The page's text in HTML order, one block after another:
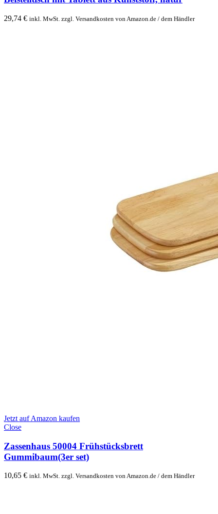
29,74 € inkl. MwSt. zzgl. Versandkosten von Amazon.de / dem Händler
Jetzt auf Amazon kaufen
Close
Zassenhaus 50004 Frühstücksbrett
Gummibaum(3er set)
10,65 € inkl. MwSt. zzgl. Versandkosten von Amazon.de / dem Händler